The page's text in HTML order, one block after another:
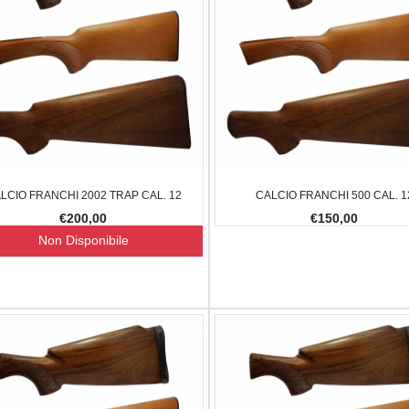
ARMI
-10%
FRANCHI 2002 TRAP CAL. 12
€200,00
Non Disponibile
CALCIO FRANCHI 500 CAL.
€150,00